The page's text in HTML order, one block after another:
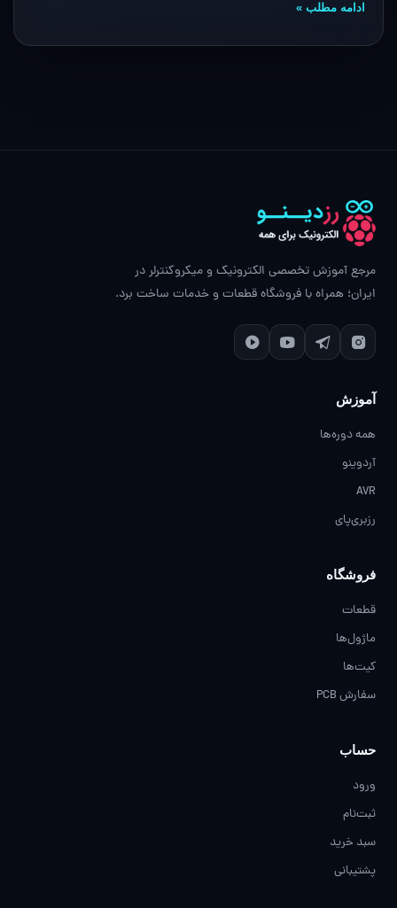
ادامه مطلب »
مرجع آموزش تخصصی الکترونیک و میکروکنترلر در
ایران؛ همراه با فروشگاه قطعات و خدمات ساخت برد.
آموزش
همه دوره‌ها
آردوینو
AVR
رزبری‌پای
فروشگاه
قطعات
ماژول‌ها
کیت‌ها
سفارش PCB
حساب
ورود
ثبت‌نام
سبد خرید
پشتیبانی